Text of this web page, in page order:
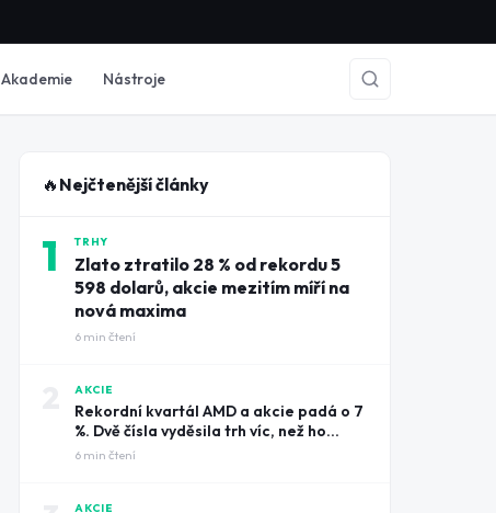
Akademie Nástroje
🔥 Nejčtenější články
1 TRHY
Zlato ztratilo 28 % od rekordu 5
598 dolarů, akcie mezitím míří na
nová maxima
6 min čtení
AKCIE
Rekordní kvartál AMD a akcie padá o 7
%. Dvě čísla vyděsila trh víc, než ho
potěšily tržby
6 min čtení
AKCIE